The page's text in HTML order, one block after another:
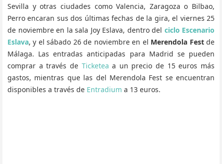
Sevilla y otras ciudades como Valencia, Zaragoza o Bilbao,
Perro encaran sus dos últimas fechas de la gira, el viernes 25
de noviembre en la sala Joy Eslava, dentro del ciclo Escenario
Eslava, y el sábado 26 de noviembre en el Merendola Festde
Málaga. Las entradas anticipadas para Madrid se pueden
comprar a través de Ticketea a un precio de 15 euros más
gastos, mientras que las del Merendola Fest se encuentran
disponibles a través de Entradium a 13 euros.